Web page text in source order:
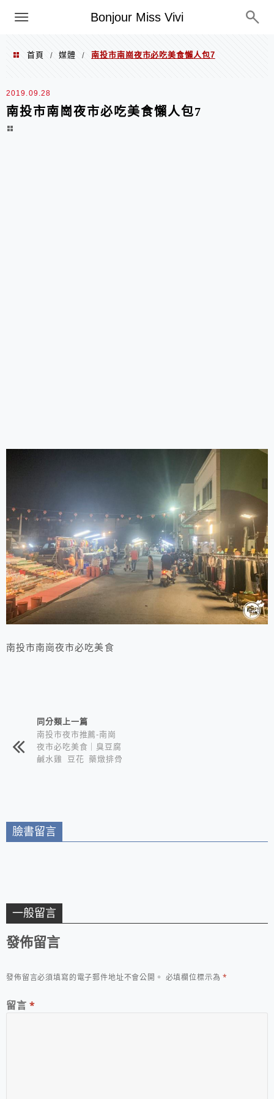
Bonjour Miss Vivi
選單
首頁 / 媒體 / 南投市南崗夜市必吃美食懶人包7
2019.09.28
南投市南崗夜市必吃美食懶人包7
南投市南崗夜市必吃美食
相連文章同分類上一篇
南投市夜市推薦-南崗
夜市必吃美食｜臭豆腐
鹹水雞 豆花 藥燉排骨
臉書留言
一般留言
發佈留言
發佈留言必須填寫的電子郵件地址不會公開。 必填欄位標示為*
留言 *